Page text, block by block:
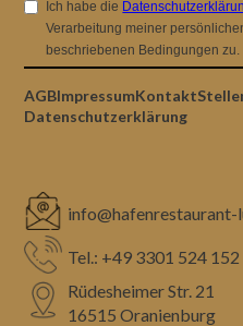
info@hafenrestaurant-
Tel.: +49 3301 524 152
Rüdesheimer Str. 21
16515 Oranienburg
Ich habe die
Verarbeitung meiner
beschriebenen Bedingungen zu.
AGBImpressumKontakt
Datenschutzerklärung